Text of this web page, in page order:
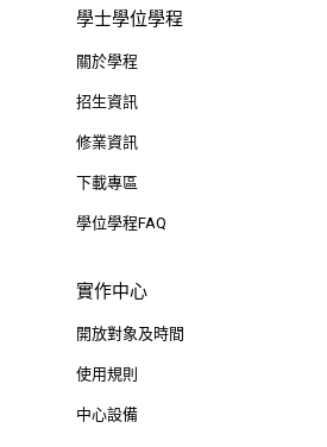
學士學位學程
關於學程
招生資訊
修業資訊
下載專區
學位學程FAQ
實作中心
開放對象及時間
使用規則
中心設備